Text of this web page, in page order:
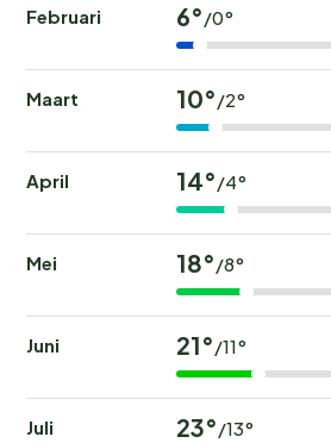
Februari 6° /0°
Maart 10° /2°
April 14° /4°
Mei 18° /8°
Juni 21° /11°
Juli 23° /13°